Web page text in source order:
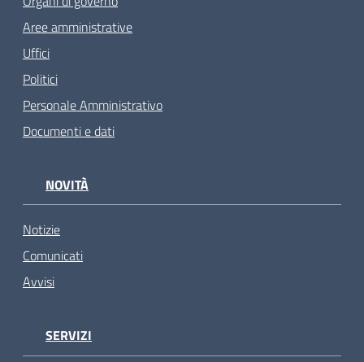
Aree amministrative
Uffici
Politici
Personale Amministrativo
Documenti e dati
NOVITÀ
Notizie
Comunicati
Avvisi
SERVIZI